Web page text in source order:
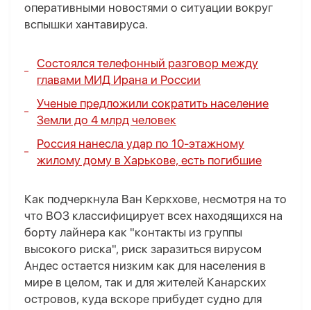
оперативными новостями о ситуации вокруг
вспышки хантавируса.
Состоялся телефонный разговор между
главами МИД Ирана и России
Ученые предложили сократить население
Земли до 4 млрд человек
Россия нанесла удар по 10-этажному
жилому дому в Харькове, есть погибшие
Как подчеркнула Ван Керкхове, несмотря на то
что ВОЗ классифицирует всех находящихся на
борту лайнера как "контакты из группы
высокого риска", риск заразиться вирусом
Андес остается низким как для населения в
мире в целом, так и для жителей Канарских
островов, куда вскоре прибудет судно для